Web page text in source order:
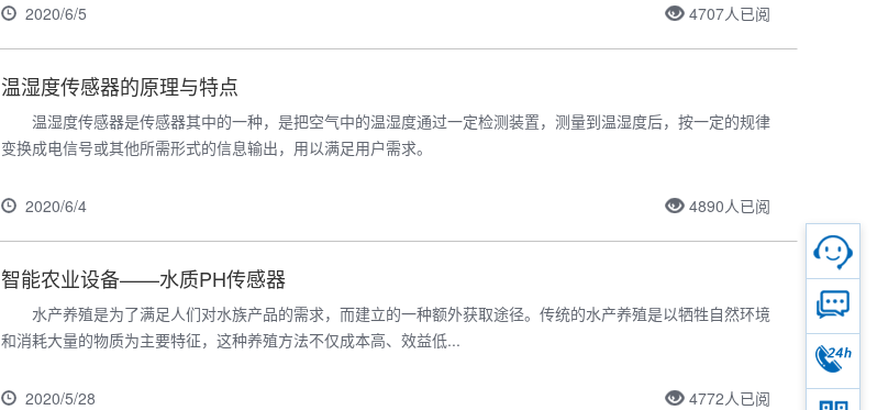
2020/6/5 4707人已阅
温湿度传感器的原理与特点
温湿度传感器是传感器其中的一种，是把空气中的温湿度通过一定检测装置，测量到温湿度后，按一定的规律
变换成电信号或其他所需形式的信息输出，用以满足用户需求。
2020/6/4 4890人已阅
智能农业设备——水质PH传感器
水产养殖是为了满足人们对水族产品的需求，而建立的一种额外获取途径。传统的水产养殖是以牺牲自然环境
和消耗大量的物质为主要特征，这种养殖方法不仅成本高、效益低...
2020/5/28 4772人已阅